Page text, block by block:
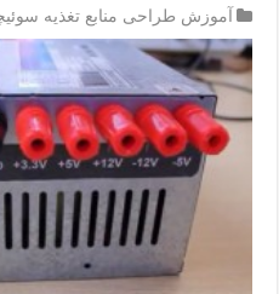
آموزش طراحی منابع تغذیه